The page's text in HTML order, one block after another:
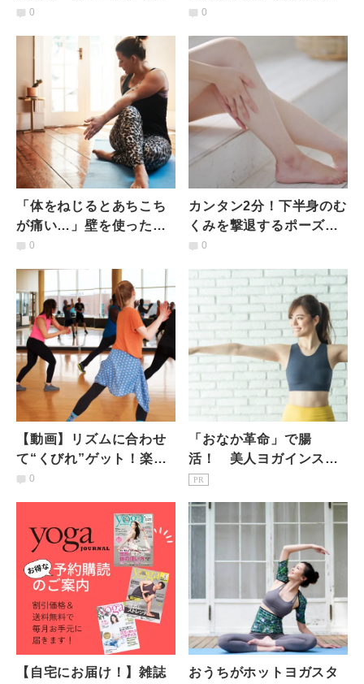
ヨガしよう！新鮮な空気
0
直したい4つのポイント
0
「体をねじるとあちこち
が痛い…」壁を使った練
習法で苦手を克服しよ
0
カンタン2分！下半身のむ
くみを撃退するポーズ
【おうちでやろう！ヨガ
0
【動画】リズムに合わせ
て“くびれ”ゲット！楽し
く行う５分間のウエスト
0
「おなか革命」で腸
活！ 美人ヨガインスト
ラクターのキレイの秘密
PR
【自宅にお届け！】雑誌 おうちがホットヨガスタ